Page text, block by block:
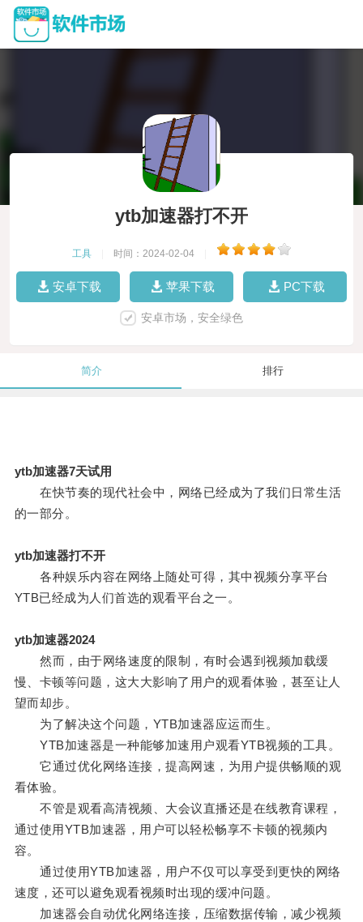
ytb加速器打不开
工具 时间：2024-02-04
安卓下载 苹果下载 PC下载
安卓市场，安全绿色
简介 排行
ytb加速器7天试用
在快节奏的现代社会中，网络已经成为了我们日常生活
的一部分。
ytb加速器打不开
各种娱乐内容在网络上随处可得，其中视频分享平台
YTB已经成为人们首选的观看平台之一。
ytb加速器2024
然而，由于网络速度的限制，有时会遇到视频加载缓
慢、卡顿等问题，这大大影响了用户的观看体验，甚至让人
望而却步。
为了解决这个问题，YTB加速器应运而生。
YTB加速器是一种能够加速用户观看YTB视频的工具。
它通过优化网络连接，提高网速，为用户提供畅顺的观
看体验。
不管是观看高清视频、大会议直播还是在线教育课程，
通过使用YTB加速器，用户可以轻松畅享不卡顿的视频内
容。
通过使用YTB加速器，用户不仅可以享受到更快的网络
速度，还可以避免观看视频时出现的缓冲问题。
加速器会自动优化网络连接，压缩数据传输，减少视频